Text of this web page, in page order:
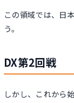
この領域では、日
う。
DX第2回戦
しかし、これから